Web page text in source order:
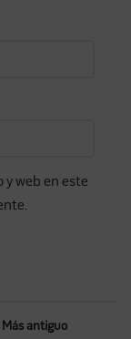
y web en este
Más antiguo